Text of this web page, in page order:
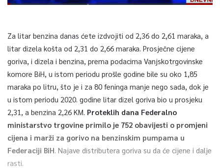
Za litar benzina danas ćete izdvojiti od 2,36 do 2,61 maraka, a
litar dizela košta od 2,31 do 2,66 maraka. Prosječne cijene
goriva, i dizela i benzina, prema podacima Vanjskotrgovinske
komore BiH, u istom periodu prošle godine bile su oko 1,85
maraka po litru, što je i za 80 feninga manje nego sada, dok je
u istom periodu 2020. godine litar dizel goriva bio u prosjeku
2,31, a benzina 2,26 KM. Proteklih dana Federalno
ministarstvo trgovine primilo je 752 obavijesti o promjeni
cijena i marži za gorivo na benzinskim pumpama u
Federaciji BiH . Najave distributera goriva su da će cijene i dalje
rasti.